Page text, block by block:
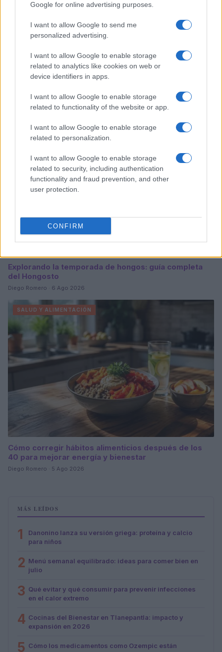
Google for online advertising purposes.
I want to allow Google to send me
personalized advertising.
I want to allow Google to enable storage
related to analytics like cookies on web or
device identifiers in apps.
I want to allow Google to enable storage
related to functionality of the website or app.
I want to allow Google to enable storage
related to personalization.
I want to allow Google to enable storage
related to security, including authentication
functionality and fraud prevention, and other
user protection.
CONFIRM
gastronomía peruana y ecuatoriana
Lucía Fernández · 6 Ago 2026
SALUD Y ALIMENTACIÓN
Explorando la temporada de hongos: guía completa
del Hongosto
Diego Romero · 6 Ago 2026
SALUD Y ALIMENTACIÓN
Cómo corregir hábitos alimenticios después de los
40 para mejorar energía y bienestar
Diego Romero · 5 Ago 2026
MÁS LEÍDOS
1
Danonino lanza su versión griega: proteína y calcio
para niños
2 Menú semanal equilibrado: ideas para comer bien en
julio
3 Qué evitar y qué consumir para prevenir infecciones
en el calor extremo
4 Cocinas del Bienestar en Tlanepantla: impacto y
expansión en 2026
5 Cómo los medicamentos como Ozempic están